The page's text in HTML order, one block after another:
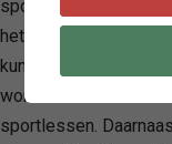
sportervaring
het aanbieden van
kunnen sporten of
worden in de
sportlessen.